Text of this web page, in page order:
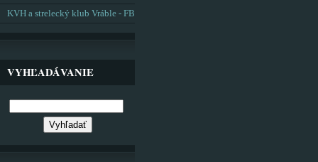
KVH a strelecký klub Vráble - FB
VYHĽADÁVANIE